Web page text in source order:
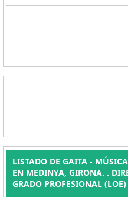
LISTADO DE GAITA -
EN MEDINYA, GIRONA. .
GRADO PROFESIONAL